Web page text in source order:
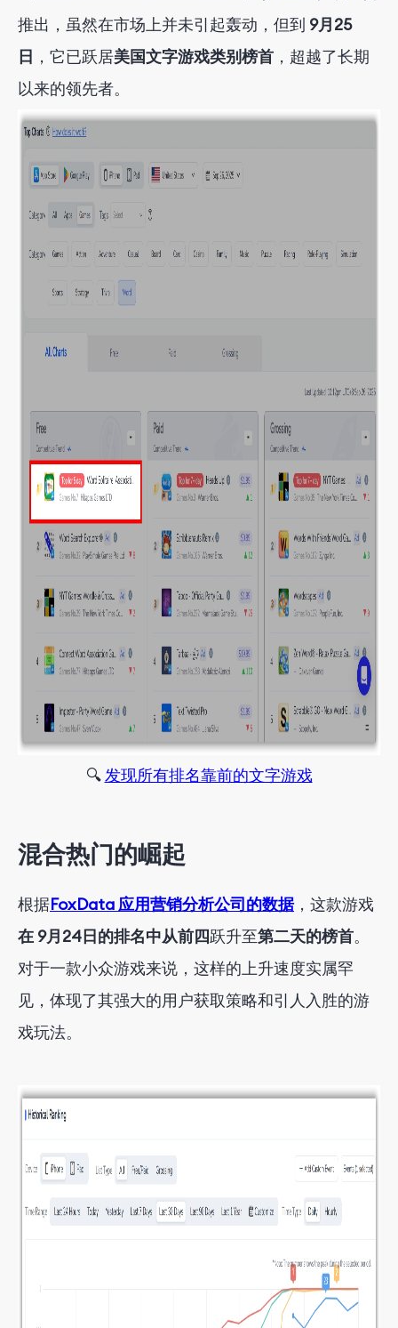
推出 ，虽然在市场上并未引起轰动，但到 9月25
日 ，它已跃居美国文字游戏类别榜首 ，超越了长期
以来的领先者。
🔍发现所有排名靠前的文字游戏
混合热门的崛起
根据FoxData 应用营销分析公司的数据， 这款游戏
在 9月24日的排名中从前四跃升至第二天的榜首。
对于一款小众游戏来说，这样的上升速度实属罕
见，体现了其强大的用户获取策略和引人入胜的游
戏玩法。